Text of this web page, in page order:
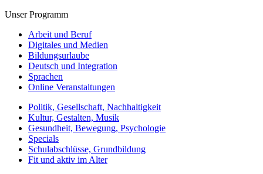
Unser Programm
Arbeit und Beruf
Digitales und Medien
Bildungsurlaube
Deutsch und Integration
Sprachen
Online Veranstaltungen
Politik, Gesellschaft, Nachhaltigkeit
Kultur, Gestalten, Musik
Gesundheit, Bewegung, Psychologie
Specials
Schulabschlüsse, Grundbildung
Fit und aktiv im Alter